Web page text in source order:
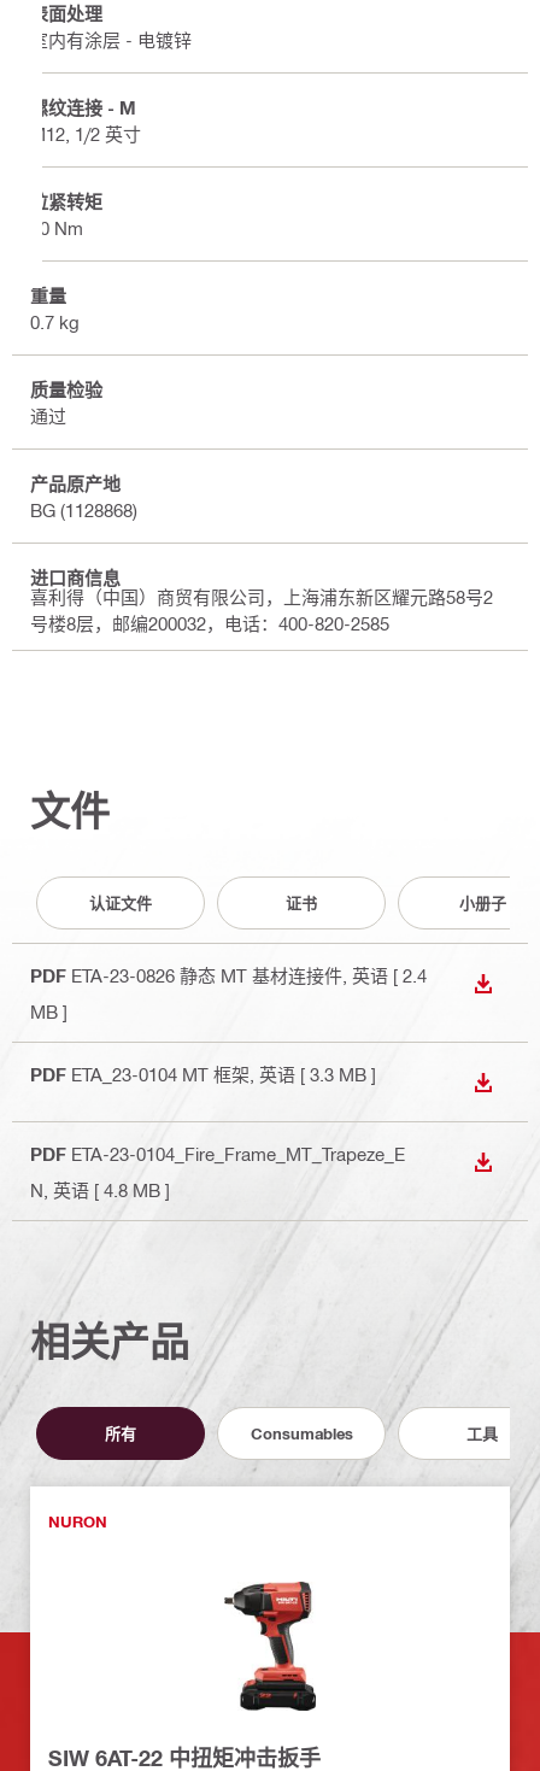
表面处理
室内有涂层 - 电镀锌
螺纹连接 - M
M12, 1/2 英寸
拉紧转矩
30 Nm
重量
0.7 kg
质量检验
通过
产品原产地
BG (1128868)
进口商信息
喜利得（中国）商贸有限公司，上海浦东新区耀元路58号2
号楼8层，邮编200032，电话：400-820-2585
文件
认证文件 证书 小册子
PDF ETA-23-0826 静态 MT 基材连接件 , 英语 [ 2.4
MB ]
下载
PDF ETA_23-0104 MT 框架 , 英语 [ 3.3 MB ]
下载
PDF ETA-23-0104_Fire_Frame_MT_Trapeze_E
N , 英语 [ 4.8 MB ]
下载
相关产品
所有 Consumables 工具
NURON
SIW 6AT-22 中扭矩冲击扳手